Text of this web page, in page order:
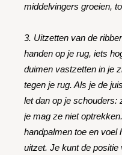
middelvingers groeien,
3. Uitzetten van de
handen op je rug, iets
duimen vastzetten in je
tegen je rug. Als je de
let dan op je schouders:
je mag ze niet
handpalmen toe en voel
uitzet. Je kunt de positie